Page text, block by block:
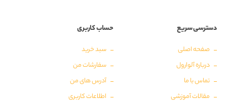
دسترسی سریع
صفحه اصلی
درباره آلوارول
تماس با ما
مقالات آموزشی
حساب کاربری
سبد خرید
سفارشات من
آدرس های من
اطلاعات کاربری